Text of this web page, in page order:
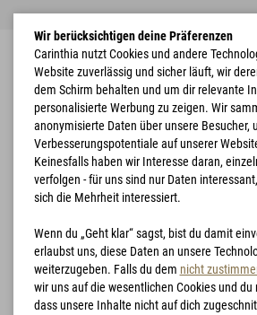
Home Bekleidung G-LOFT® TLG Vest
Wir berücksichtigen deine Präferenzen
Carinthia nutzt Cookies und andere
Website zuverlässig und sicher läuft, wir
dem Schirm behalten und um dir relevante
personalisierte Werbung zu zeigen. Wir
anonymisierte Daten über unsere Besucher,
Verbesserungspotentiale auf unserer
Keinesfalls haben wir Interesse daran,
verfolgen - für uns sind nur Daten
sich die Mehrheit interessiert.
Wenn du „Geht klar“ sagst, bist du damit
erlaubst uns, diese Daten an unsere
weiterzugeben. Falls du dem nicht
wir uns auf die wesentlichen Cookies und
dass unsere Inhalte nicht auf dich